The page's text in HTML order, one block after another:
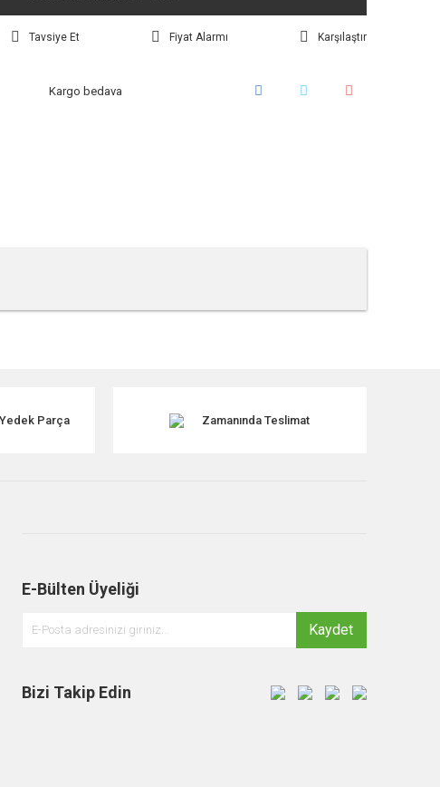
Tavsiye Et Fiyat Alarmı Karşılaştır
Kargo bedava
Parça Zamanında Teslimat
E-Bülten Üyeliği
Kaydet
Bizi Takip Edin